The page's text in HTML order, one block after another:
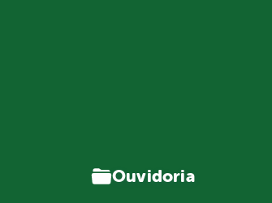
Ouvidoria